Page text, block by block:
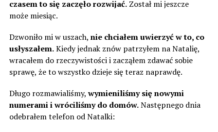
czasem to się zaczęło rozwijać.Został mi jeszcze
może miesiąc.
Dzwoniło mi w uszach, nie chciałem uwierzyć w to, co
usłyszałem.Kiedy jednak znów patrzyłem na Natalię,
wracałem do rzeczywistości i zacząłem zdawać sobie
sprawę, że to wszystko dzieje się teraz naprawdę.
Długo rozmawialiśmy,wymieniliśmy się nowymi
numerami i wróciliśmy do domów.Następnego dnia
odebrałem telefon od Natalki: